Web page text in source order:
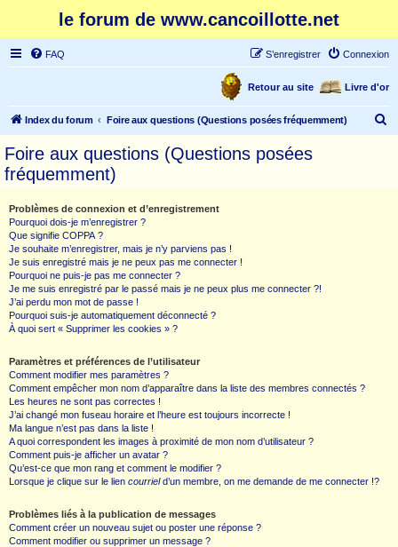
le forum de www.cancoillotte.net
FAQ Connexion
S’enregistrer
Livre d'or
Retour au site
Index du forum Foire aux questions (Questions posées fréquemment)
Foire aux questions (Questions posées
fréquemment)
Problèmes de connexion et d’enregistrement
Pourquoi dois-je m’enregistrer ?
Que signifie COPPA ?
Je souhaite m’enregistrer, mais je n’y parviens pas !
Je suis enregistré mais je ne peux pas me connecter !
Pourquoi ne puis-je pas me connecter ?
Je me suis enregistré par le passé mais je ne peux plus me connecter ?!
J’ai perdu mon mot de passe !
Pourquoi suis-je automatiquement déconnecté ?
À quoi sert « Supprimer les cookies » ?
Paramètres et préférences de l’utilisateur
Comment modifier mes paramètres ?
Comment empêcher mon nom d’apparaître dans la liste des membres connectés ?
Les heures ne sont pas correctes !
J’ai changé mon fuseau horaire et l’heure est toujours incorrecte !
Ma langue n’est pas dans la liste !
A quoi correspondent les images à proximité de mon nom d’utilisateur ?
Comment puis-je afficher un avatar ?
Qu’est-ce que mon rang et comment le modifier ?
Lorsque je clique sur le lien courrield’un membre, on me demande de me connecter !?
Problèmes liés à la publication de messages
Comment créer un nouveau sujet ou poster une réponse ?
Comment modifier ou supprimer un message ?